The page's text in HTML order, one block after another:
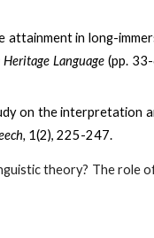
attainment in long-
Language (pp.
on the interpretation
1(2), 225-247.
theory? The